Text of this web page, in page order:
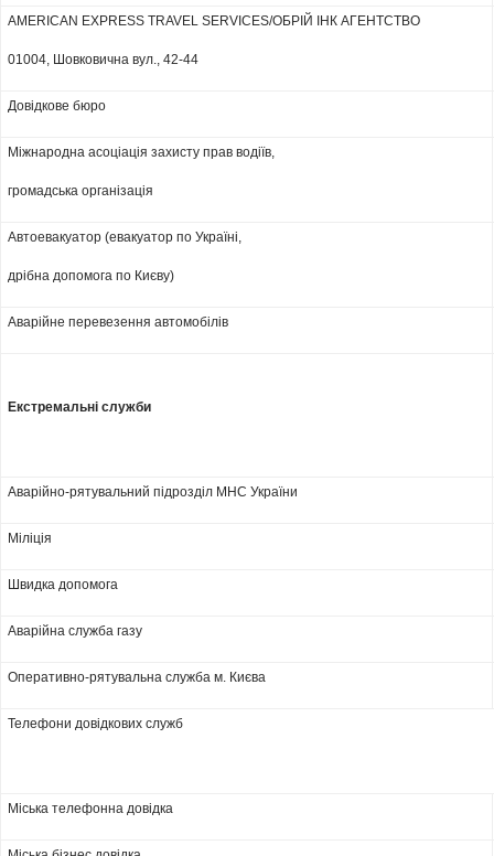
AMERICAN EXPRESS TRAVEL SERVICES/ОБРІЙ ІНК АГЕНТСТВО
01004, Шовковична вул., 42-44
Довідкове бюро
Міжнародна асоціація захисту прав водіїв,
громадська організація
Автоевакуатор (евакуатор по Україні,
дрібна допомога по Києву)
Аварійне перевезення автомобілів
Екстремальні служби
Аварійно-рятувальний підрозділ МНС України
Міліція
Швидка допомога
Аварійна служба газу
Оперативно-рятувальна служба м. Києва
Телефони довідкових служб
Міська телефонна довідка